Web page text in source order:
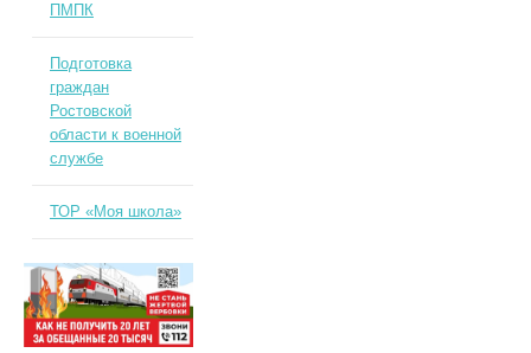
ПМПК
Подготовка
граждан
Ростовской
области к военной
службе
ТОР «Моя школа»